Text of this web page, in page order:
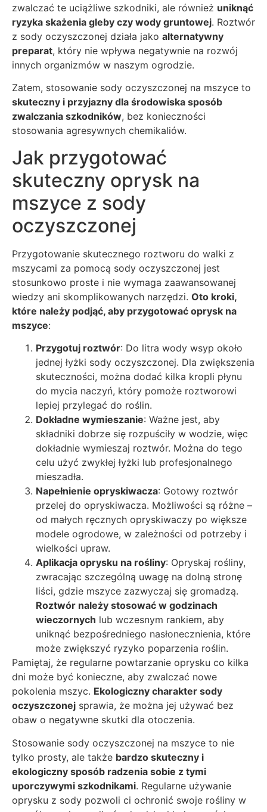
zwalczać te uciążliwe szkodniki, ale również uniknąć
ryzyka skażenia gleby czy wody gruntowej. Roztwór
z sody oczyszczonej działa jako alternatywny
preparat, który nie wpływa negatywnie na rozwój
innych organizmów w naszym ogrodzie.
Zatem, stosowanie sody oczyszczonej na mszyce to
skuteczny i przyjazny dla środowiska sposób
zwalczania szkodników, bez konieczności
stosowania agresywnych chemikaliów.
Jak przygotować
skuteczny oprysk na
mszyce z sody
oczyszczonej
Przygotowanie skutecznego roztworu do walki z
mszycami za pomocą sody oczyszczonej jest
stosunkowo proste i nie wymaga zaawansowanej
wiedzy ani skomplikowanych narzędzi. Oto kroki,
które należy podjąć, aby przygotować oprysk na
mszyce:
Przygotuj roztwór: Do litra wody wsyp około
jednej łyżki sody oczyszczonej. Dla zwiększenia
skuteczności, można dodać kilka kropli płynu
do mycia naczyń, który pomoże roztworowi
lepiej przylegać do roślin.
Dokładne wymieszanie: Ważne jest, aby
składniki dobrze się rozpuściły w wodzie, więc
dokładnie wymieszaj roztwór. Można do tego
celu użyć zwykłej łyżki lub profesjonalnego
mieszadła.
Napełnienie opryskiwacza: Gotowy roztwór
przelej do opryskiwacza. Możliwości są różne –
od małych ręcznych opryskiwaczy po większe
modele ogrodowe, w zależności od potrzeby i
wielkości upraw.
Aplikacja oprysku na rośliny: Opryskaj rośliny,
zwracając szczególną uwagę na dolną stronę
liści, gdzie mszyce zazwyczaj się gromadzą.
Roztwór należy stosować w godzinach
wieczornych lub wczesnym rankiem, aby
uniknąć bezpośredniego nasłonecznienia, które
może zwiększyć ryzyko poparzenia roślin.
Pamiętaj, że regularne powtarzanie oprysku co kilka
dni może być konieczne, aby zwalczać nowe
pokolenia mszyc. Ekologiczny charakter sody
oczyszczonej sprawia, że można jej używać bez
obaw o negatywne skutki dla otoczenia.
Stosowanie sody oczyszczonej na mszyce to nie
tylko prosty, ale także bardzo skuteczny i
ekologiczny sposób radzenia sobie z tymi
uporczywymi szkodnikami. Regularne używanie
oprysku z sody pozwoli ci ochronić swoje rośliny w